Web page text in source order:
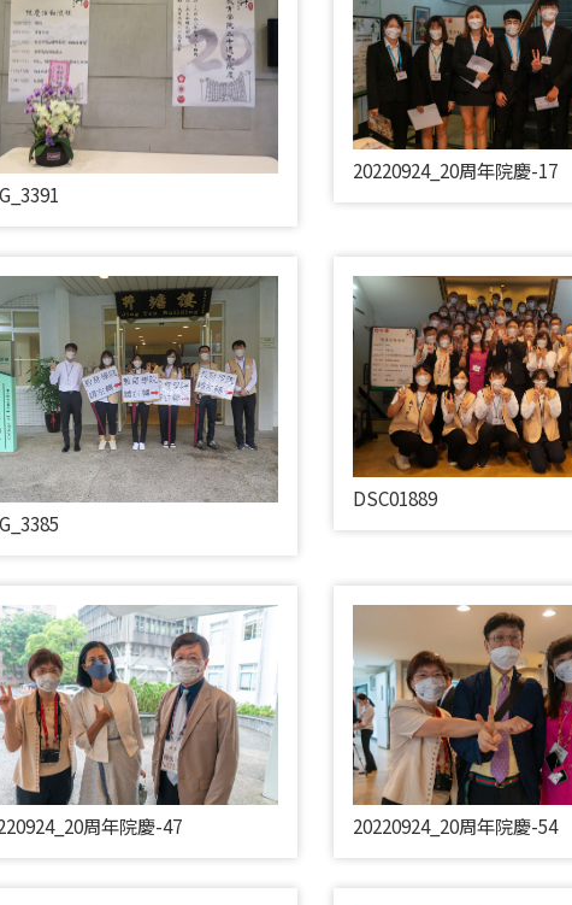
20220924_20周年院慶-17
DSC01889
周年院慶-47 20220924_20周年院慶-54